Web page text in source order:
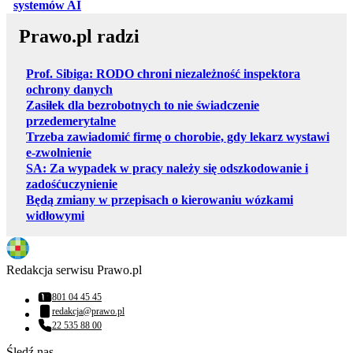
systemów AIotwiera się w nowej karcie
Prawo.pl radzi
Prof. Sibiga: RODO chroni niezależność inspektora
ochrony danych
Zasiłek dla bezrobotnych to nie świadczenie
przedemerytalne
Trzeba zawiadomić firmę o chorobie, gdy lekarz wystawi
e-zwolnienie
SA: Za wypadek w pracy należy się odszkodowanie i
zadośćuczynienie
Będą zmiany w przepisach o kierowaniu wózkami
widłowymi
Redakcja serwisu Prawo.pl
Numer telefonu:
801 04 45 45
Adres email:
redakcja@prawo.pl
Numer telefonu:
22 535 88 00